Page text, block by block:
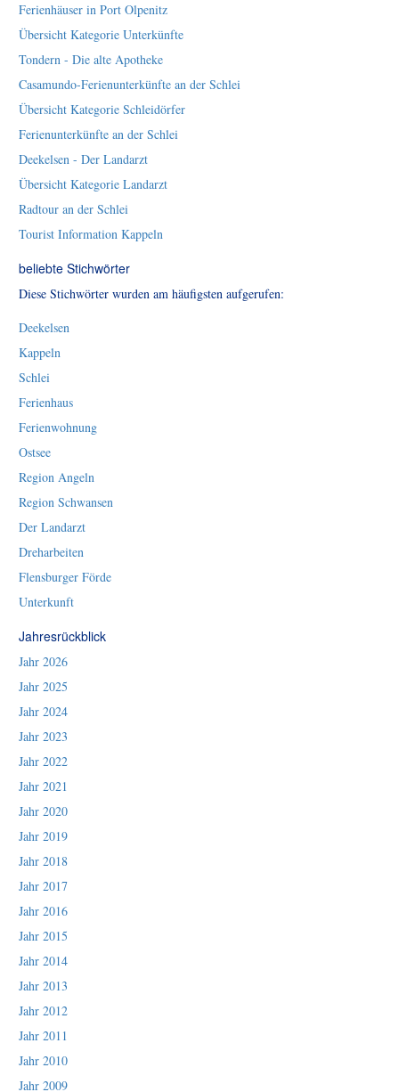
Ferienhäuser in Port Olpenitz
Übersicht Kategorie Unterkünfte
Tondern - Die alte Apotheke
Casamundo-Ferienunterkünfte an der Schlei
Übersicht Kategorie Schleidörfer
Ferienunterkünfte an der Schlei
Deekelsen - Der Landarzt
Übersicht Kategorie Landarzt
Radtour an der Schlei
Tourist Information Kappeln
beliebte Stichwörter
Diese Stichwörter wurden am häufigsten aufgerufen:
Deekelsen
Kappeln
Schlei
Ferienhaus
Ferienwohnung
Ostsee
Region Angeln
Region Schwansen
Der Landarzt
Dreharbeiten
Flensburger Förde
Unterkunft
Jahresrückblick
Jahr 2026
Jahr 2025
Jahr 2024
Jahr 2023
Jahr 2022
Jahr 2021
Jahr 2020
Jahr 2019
Jahr 2018
Jahr 2017
Jahr 2016
Jahr 2015
Jahr 2014
Jahr 2013
Jahr 2012
Jahr 2011
Jahr 2010
Jahr 2009